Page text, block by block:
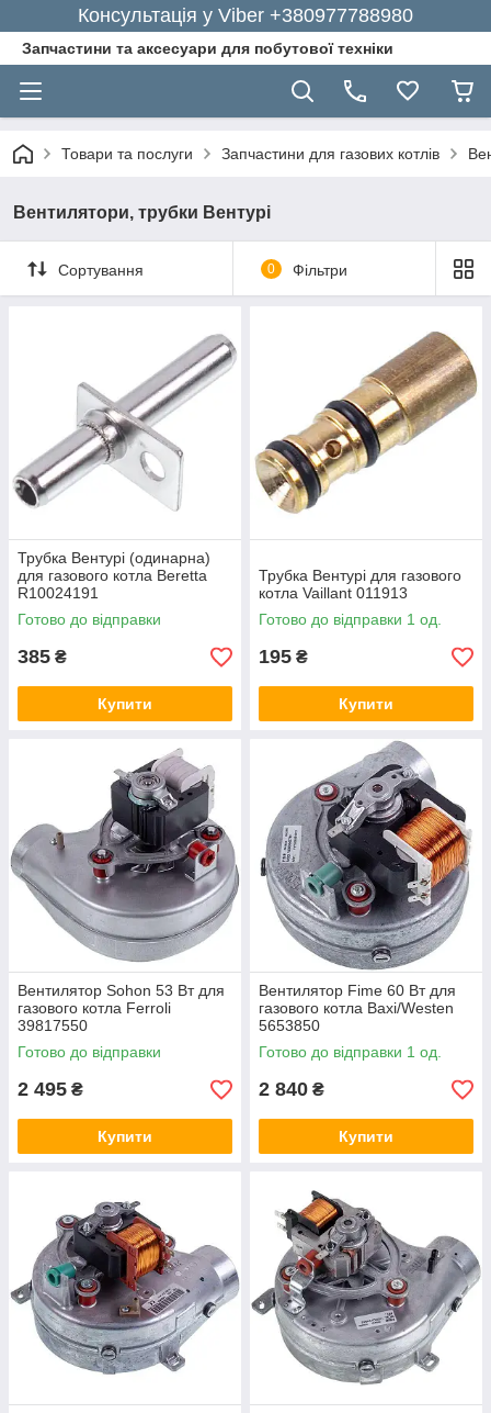
Консультація у Viber +380977788980
Запчастини та аксесуари для побутової техніки
Товари та послуги Запчастини для газових котлів
Вентилятори, трубки Вентурі
Сортування 0 Фільтри
Трубка Вентурі (одинарна)
для газового котла Beretta
R10024191
Готово до відправки
385 ₴
Купити
Трубка Вентурі для газового
котла Vaillant 011913
Готово до відправки 1 од.
195 ₴
Купити
Вентилятор Sohon 53 Вт для
газового котла Ferroli
39817550
Готово до відправки
2 495 ₴
Купити
Вентилятор Fime 60 Вт для
газового котла Baxi/Westen
5653850
Готово до відправки 1 од.
2 840 ₴
Купити